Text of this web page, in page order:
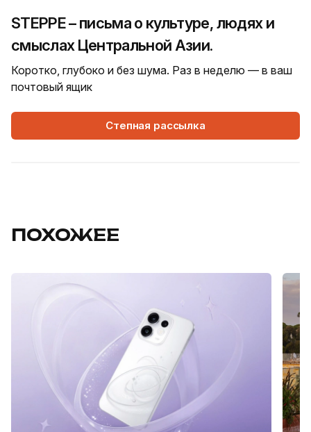
STEPPE – письма о культуре, людях и
смыслах Центральной Азии.
Коротко, глубоко и без шума. Раз в неделю — в ваш
почтовый ящик
Степная рассылка
ПОХОЖЕЕ